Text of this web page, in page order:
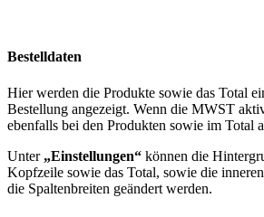
Bestelldaten
Hier werden die Produkte sowie das Total
Bestellung angezeigt. Wenn die MWST
ebenfalls bei den Produkten sowie im Total
Unter „Einstellungen“ können die
Kopfzeile sowie das Total, sowie die
die Spaltenbreiten geändert werden.